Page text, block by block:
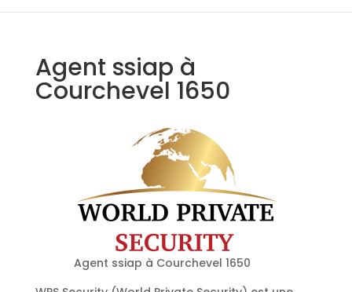
Agent ssiap à
Courchevel 1650
Agent ssiap à Courchevel 1650